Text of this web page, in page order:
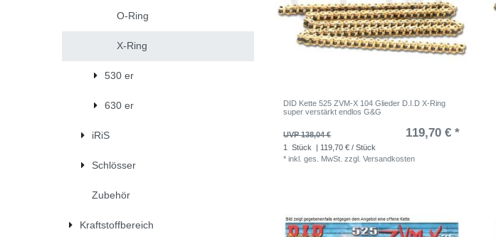
O-Ring
X-Ring
530 er
630 er
iRiS
Schlösser
Zubehör
Kraftstoffbereich
DID Kette 525 ZVM-X 104 Glieder D.I.D X-Ring
super verstärkt endlos G&G
UVP 138,04 € 119,70 € *
1 Stück
| 119,70 € / Stück
*inkl. ges. MwSt. zzgl.Versandkosten